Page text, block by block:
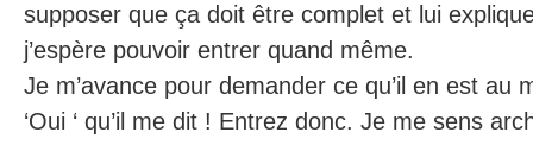
supposer que ça doit être complet et lui
j’espère pouvoir entrer quand même.
Je m’avance pour demander ce qu’il en est au
‘Oui ‘ qu’il me dit ! Entrez donc. Je me sens